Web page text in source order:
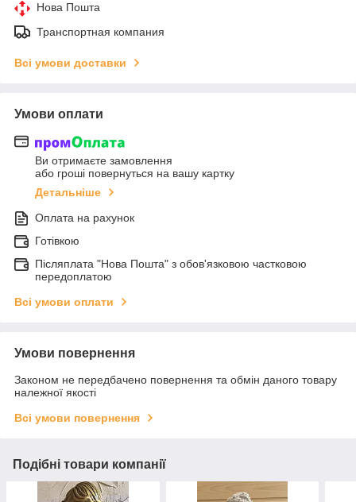
Нова Пошта
Транспортная компания
Всі умови доставки
Умови оплати
Ви отримаєте замовлення
або гроші повернуться на вашу картку
Детальніше
Оплата на рахунок
Готівкою
Післяплата "Нова Пошта" з обов'язковою частковою
передоплатою
Всі умови оплати
Умови повернення
Законом не передбачено повернення та обмін даного товару
належної якості
Всі умови повернення
Подібні товари компанії